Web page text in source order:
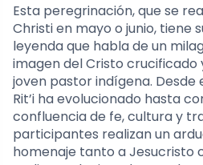
Esta peregrinación, que se
Christi en mayo o junio, tiene
leyenda que habla de un
imagen del Cristo crucificado
joven pastor indígena. Desde
Rit’i ha evolucionado hasta
confluencia de fe, cultura y
participantes realizan un
homenaje tanto a Jesucristo